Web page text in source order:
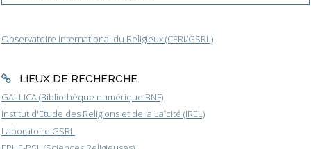
Observatoire International du Religieux (CERI/GSRL)
LIEUX DE RECHERCHE
GALLICA (Bibliothèque numérique BNF)
Institut d'Etude des Religions et de la Laïcité (IREL)
Laboratoire GSRL